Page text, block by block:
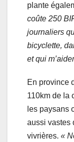
plante
coûte 250
journaliers
bicyclette,
et qui
En province
110km de la
les paysans
aussi vastes
vivrières. «